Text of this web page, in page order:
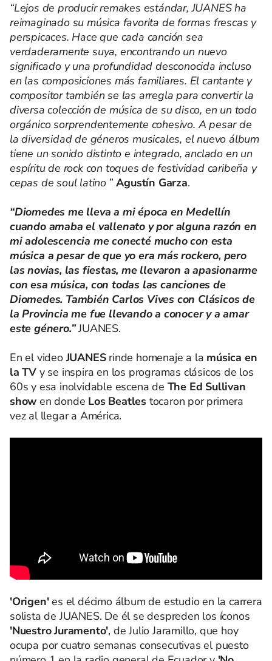
“Lejos de producir remakes estándar, JUANES ha
reimaginado su música favorita de formas frescas y
perspicaces. Hace que cada canción sea
verdaderamente suya, encontrando un nuevo
significado y una profundidad desconocida incluso
en las composiciones más familiares. El cantante y
compositor también se las arregla para convertir la
diversa colección de música de su disco, en un todo
orgánico sorprendentemente cohesivo. A pesar de
la diversidad de géneros musicales, el nuevo álbum
tiene un sonido distinto e integrado, anclado en un
espíritu de rock con toques de festividad caribeña y
cepas de soul latino ”Agustín Garza.
“Diomedes me lleva a mi época en Medellín
cuando amaba el vallenato y por alguna razón en
mi adolescencia me conecté mucho con esta
música a pesar de que yo era más rockero, pero
las novias, las fiestas, me llevaron a apasionarme
con esa música, con todas las canciones de
Diomedes. También Carlos Vives con Clásicos de
la Provincia me fue llevando a conocer y a amar
este género.”JUANES.
En el videoJUANESrinde homenaje a la música en
la TV y se inspira en los programas clásicos de los
60s y esa inolvidable escena de The Ed Sullivan
show en donde Los Beatles tocaron por primera
vez al llegar a América.
'Origen'es el décimo álbum de estudio en la carrera
solista de JUANES. De él se despreden los íconos
'Nuestro Juramento', de Julio Jaramillo, que hoy
ocupa por cuatro semanas consecutivas el puesto